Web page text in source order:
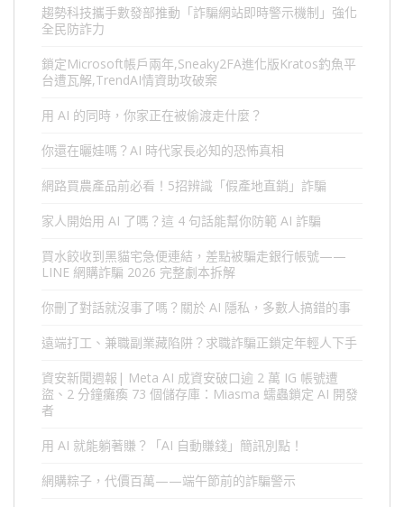
趨勢科技攜手數發部推動「詐騙網站即時警示機制」強化
全民防詐力
鎖定Microsoft帳戶兩年,Sneaky2FA進化版Kratos釣魚平
台遭瓦解,TrendAI情資助攻破案
用 AI 的同時，你家正在被偷渡走什麼？
你還在曬娃嗎？AI 時代家長必知的恐怖真相
網路買農產品前必看！5招辨識「假產地直銷」詐騙
家人開始用 AI 了嗎？這 4 句話能幫你防範 AI 詐騙
買水餃收到黑貓宅急便連結，差點被騙走銀行帳號——
LINE 網購詐騙 2026 完整劇本拆解
你刪了對話就沒事了嗎？關於 AI 隱私，多數人搞錯的事
遠端打工、兼職副業藏陷阱？求職詐騙正鎖定年輕人下手
資安新聞週報| Meta AI 成資安破口逾 2 萬 IG 帳號遭
盜、2 分鐘癱瘓 73 個儲存庫：Miasma 蠕蟲鎖定 AI 開發
者
用 AI 就能躺著賺？「AI 自動賺錢」簡訊別點！
網購粽子，代價百萬——端午節前的詐騙警示